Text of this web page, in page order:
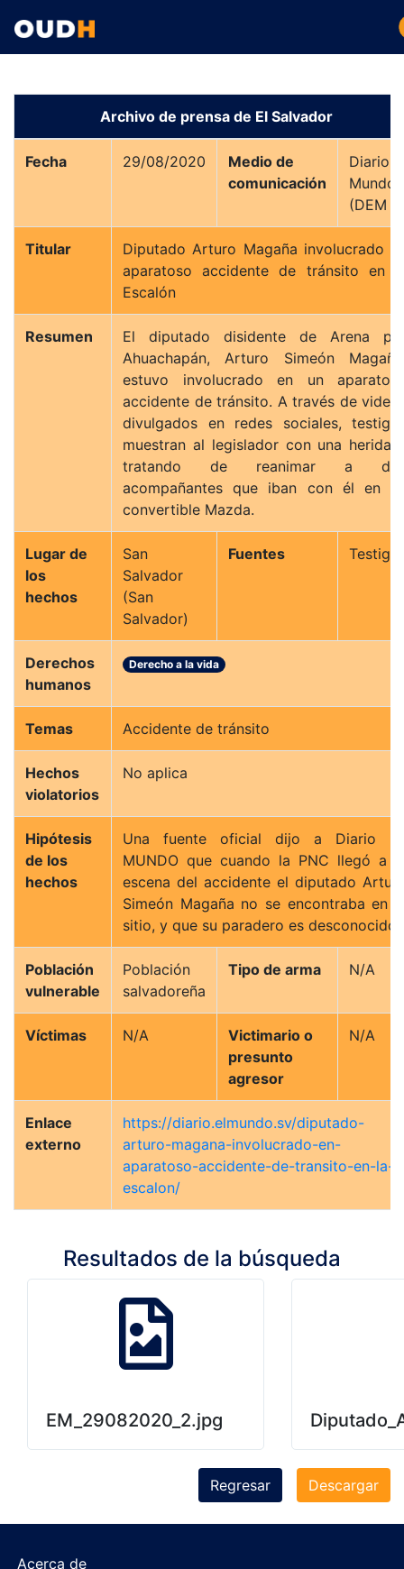
Archivo de prensa de El Salvador
Fecha 29/08/2020
Medio de
comunicación
Diario
Mundo
Titular
Diputado Arturo Magaña involucrado
aparatoso accidente de tránsito en
Escalón
Resumen
El diputado disidente de Arena
Ahuachapán, Arturo Simeón
estuvo involucrado en un
accidente de tránsito. A través de
divulgados en redes sociales,
muestran al legislador con una herida
tratando de reanimar a
acompañantes que iban con él en
convertible Mazda.
Lugar de
los
hechos
San
Salvador
(San
Salvador)
Fuentes
Derechos
humanos
Derecho a la vida
Temas Accidente de tránsito
Hechos
violatorios
No aplica
Hipótesis
de los
hechos
Una fuente oficial dijo a Diario
MUNDO que cuando la PNC llegó a
escena del accidente el diputado
Simeón Magaña no se encontraba en
sitio, y que su paradero es desconocido.
Población
vulnerable
Población
salvadoreña
Tipo de arma N/A
Víctimas N/A
Victimario o
presunto
agresor
N/A
Enlace
externo
https://diario.elmundo.sv/diputado-
arturo-magana-involucrado-en-
aparatoso-accidente-de-transito-en-la-
escalon/
Resultados de la búsqueda
EM_29082020_2.jpg
Descargar
Regresar
Acerca de